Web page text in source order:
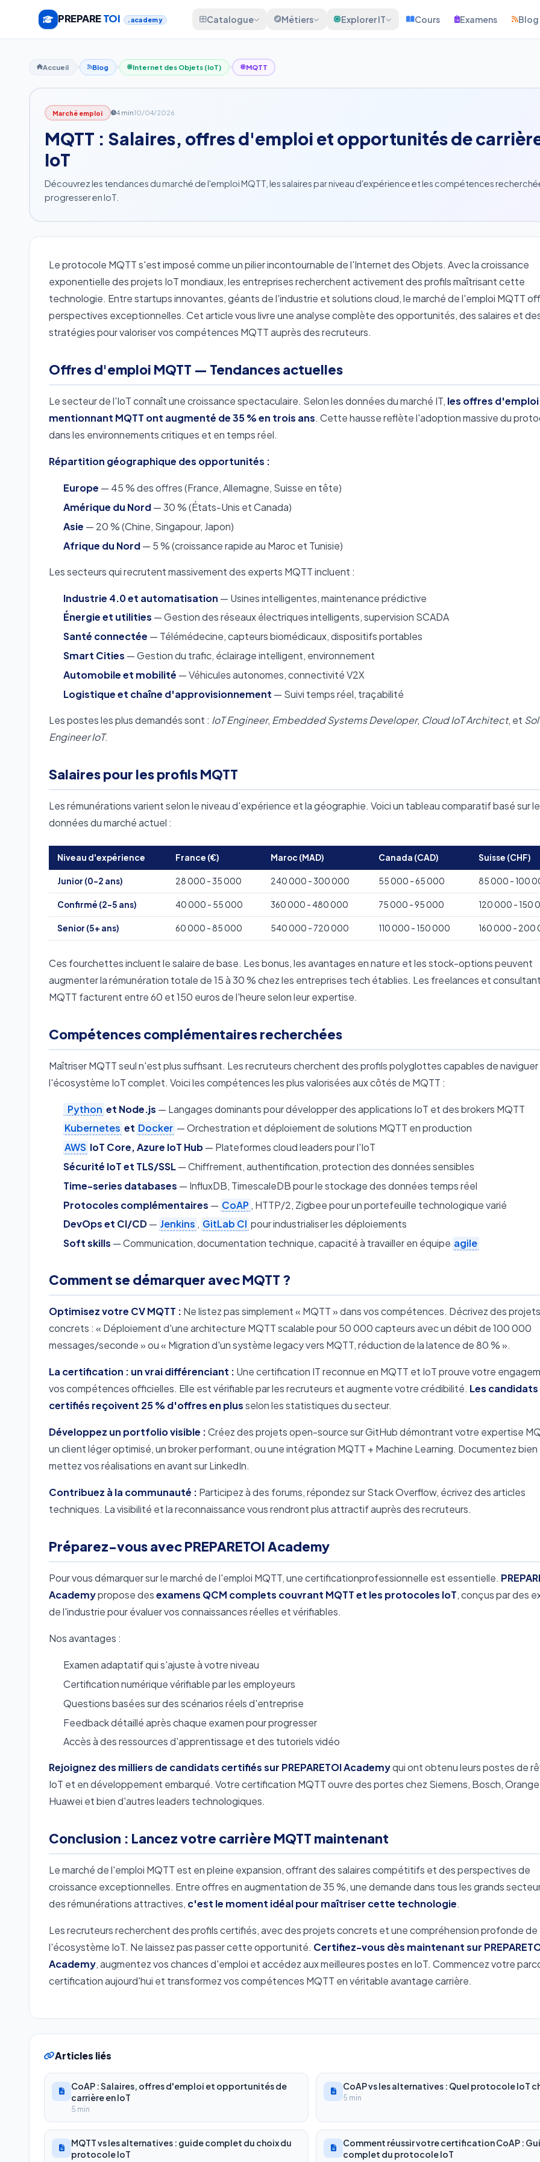
PREPARETOI .academy Catalogue Métiers Explorer IT Cours Examens Blog
Accueil Blog Internet des Objets (IoT) MQTT
Marché emploi 4 min10/04/2026
MQTT : Salaires, offres d'emploi et opportunités de
IoT
Découvrez les tendances du marché de l'emploi MQTT, les salaires par niveau d'expérience et les compétences
progresser en IoT.
Le protocole MQTT s'est imposé comme un pilier incontournable de l'Internet des Objets. Avec la croissance
exponentielle des projets IoT mondiaux, les entreprises recherchent activement des profils maîtrisant cette
technologie. Entre startups innovantes, géants de l'industrie et solutions cloud, le marché de l'emploi MQTT
perspectives exceptionnelles. Cet article vous livre une analyse complète des opportunités, des salaires et
stratégies pour valoriser vos compétences MQTT auprès des recruteurs.
Offres d'emploi MQTT — Tendances actuelles
Le secteur de l'IoT connaît une croissance spectaculaire. Selon les données du marché IT, les offres d'emploi
mentionnant MQTT ont augmenté de 35 % en trois ans. Cette hausse reflète l'adoption massive du
dans les environnements critiques et en temps réel.
Répartition géographique des opportunités :
Europe — 45 % des offres (France, Allemagne, Suisse en tête)
Amérique du Nord— 30 % (États-Unis et Canada)
Asie — 20 % (Chine, Singapour, Japon)
Afrique du Nord— 5 % (croissance rapide au Maroc et Tunisie)
Les secteurs qui recrutent massivement des experts MQTT incluent :
Industrie 4.0 et automatisation — Usines intelligentes, maintenance prédictive
Énergie et utilities — Gestion des réseaux électriques intelligents, supervision SCADA
Santé connectée — Télémédecine, capteurs biomédicaux, dispositifs portables
Smart Cities — Gestion du trafic, éclairage intelligent, environnement
Automobile et mobilité — Véhicules autonomes, connectivité V2X
Logistique et chaîne d'approvisionnement — Suivi temps réel, traçabilité
Les postes les plus demandés sont : IoT Engineer, Embedded Systems Developer, Cloud IoT Architect, et
Engineer IoT.
Salaires pour les profils MQTT
Les rémunérations varient selon le niveau d'expérience et la géographie. Voici un tableau comparatif basé sur
données du marché actuel :
Niveau d'expérience France (€) Maroc (MAD) Canada (CAD) Suisse (CHF)
Junior (0-2 ans) 28 000 - 35 000 240 000 - 300 000 55 000 - 65 000 85 000 - 100
Confirmé (2-5 ans) 40 000 - 55 000 360 000 - 480 000 75 000 - 95 000 120 000 - 150
Senior (5+ ans) 60 000 - 85 000 540 000 - 720 000 110 000 - 150 000 160 000 - 200
Ces fourchettes incluent le salaire de base. Les bonus, les avantages en nature et les stock-options peuvent
augmenter la rémunération totale de 15 à 30 % chez les entreprises tech établies. Les freelances et
MQTT facturent entre 60 et 150 euros de l'heure selon leur expertise.
Compétences complémentaires recherchées
Maîtriser MQTT seul n'est plus suffisant. Les recruteurs cherchent des profils polyglottes capables de naviguer
l'écosystème IoT complet. Voici les compétences les plus valorisées aux côtés de MQTT :
Python et Node.js — Langages dominants pour développer des applications IoT et des brokers MQTT
Kubernetes et Docker — Orchestration et déploiement de solutions MQTT en production
AWS IoT Core, Azure IoT Hub— Plateformes cloud leaders pour l'IoT
Sécurité IoT et TLS/SSL— Chiffrement, authentification, protection des données sensibles
Time-series databases — InfluxDB, TimescaleDB pour le stockage des données temps réel
Protocoles complémentaires — CoAP , HTTP/2, Zigbee pour un portefeuille technologique varié
DevOps et CI/CD— Jenkins , GitLab CI pour industrialiser les déploiements
Soft skills — Communication, documentation technique, capacité à travailler en équipe agile
Comment se démarquer avec MQTT ?
Optimisez votre CV MQTT : Ne listez pas simplement « MQTT » dans vos compétences. Décrivez des projets
concrets : « Déploiement d'une architecture MQTT scalable pour 50 000 capteurs avec un débit de 100 000
messages/seconde » ou « Migration d'un système legacy vers MQTT, réduction de la latence de 80 % ».
La certification : un vrai différenciant : Une certification IT reconnue en MQTT et IoT prouve votre
vos compétences officielles. Elle est vérifiable par les recruteurs et augmente votre crédibilité. Les candidats
certifiés reçoivent 25 % d'offres en plusselon les statistiques du secteur.
Développez un portfolio visible :Créez des projets open-source sur GitHub démontrant votre expertise
un client léger optimisé, un broker performant, ou une intégration MQTT + Machine Learning. Documentez
mettez vos réalisations en avant sur LinkedIn.
Contribuez à la communauté : Participez à des forums, répondez sur Stack Overflow, écrivez des articles
techniques. La visibilité et la reconnaissance vous rendront plus attractif auprès des recruteurs.
Préparez-vous avec PREPARETOI Academy
Pour vous démarquer sur le marché de l'emploi MQTT, une certificationprofessionnelle est essentielle.
Academypropose desexamens QCM complets couvrant MQTT et les protocoles IoT, conçus par des
de l'industrie pour évaluer vos connaissances réelles et vérifiables.
Nos avantages :
Examen adaptatif qui s'ajuste à votre niveau
Certification numérique vérifiable par les employeurs
Questions basées sur des scénarios réels d'entreprise
Feedback détaillé après chaque examen pour progresser
Accès à des ressources d'apprentissage et des tutoriels vidéo
Rejoignez des milliers de candidats certifiés sur PREPARETOI Academyqui ont obtenu leurs postes de
IoT et en développement embarqué. Votre certification MQTT ouvre des portes chez Siemens, Bosch,
Huawei et bien d'autres leaders technologiques.
Conclusion : Lancez votre carrière MQTT maintenant
Le marché de l'emploi MQTT est en pleine expansion, offrant des salaires compétitifs et des perspectives de
croissance exceptionnelles. Entre offres en augmentation de 35 %, une demande dans tous les grands
des rémunérations attractives, c'est le moment idéal pour maîtriser cette technologie.
Les recruteurs recherchent des profils certifiés, avec des projets concrets et une compréhension profonde de
l'écosystème IoT. Ne laissez pas passer cette opportunité. Certifiez-vous dès maintenant sur
Academy, augmentez vos chances d'emploi et accédez aux meilleures postes en IoT. Commencez votre
certification aujourd'hui et transformez vos compétences MQTT en véritable avantage carrière.
Articles liés
CoAP : Salaires, offres d'emploi et opportunités de
carrière en IoT
5 min
CoAP vs les alternatives : Quel protocole IoT
5 min
MQTT vs les alternatives : guide complet du choix du
protocole IoT
Comment réussir votre certification CoAP :
complet du protocole IoT